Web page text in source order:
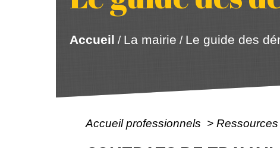
Accueil / La mairie / Le guide des
Accueil professionnels >